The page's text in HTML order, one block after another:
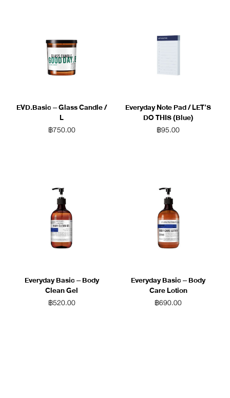
EVD.Basic – Glass Candle /
L
฿750.00
Everyday Note Pad / LET’S
DO THIS (Blue)
฿95.00
Everyday Basic – Body
Clean Gel
฿520.00
Everyday Basic – Body
Care Lotion
฿690.00